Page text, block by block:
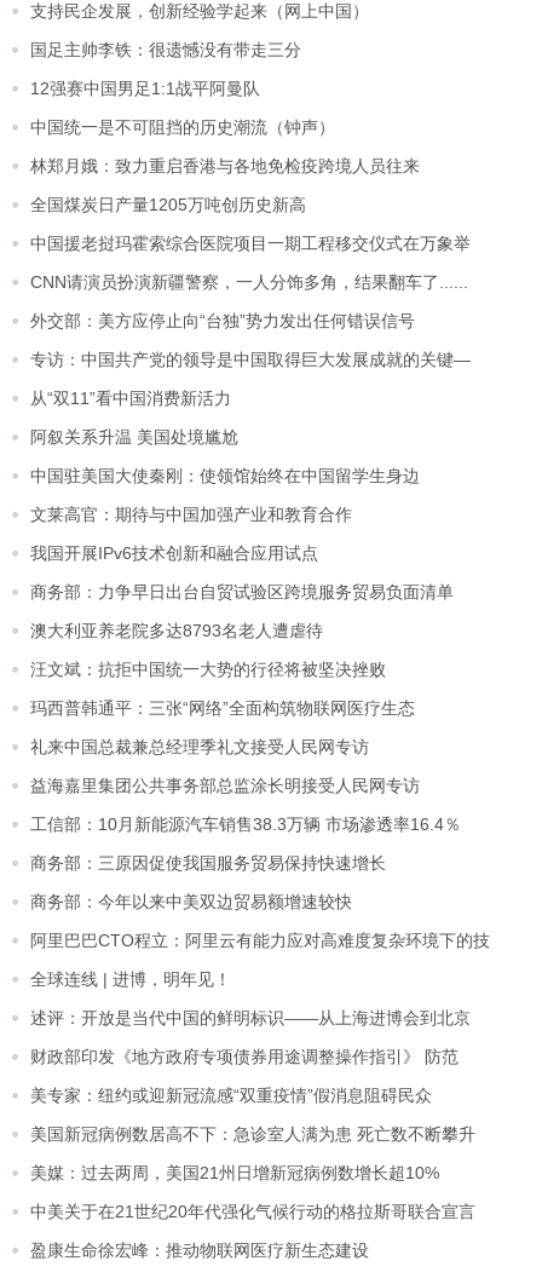
支持民企发展，创新经验学起来（网上中国）
国足主帅李铁：很遗憾没有带走三分
12强赛中国男足1:1战平阿曼队
中国统一是不可阻挡的历史潮流（钟声）
林郑月娥：致力重启香港与各地免检疫跨境人员往来
全国煤炭日产量1205万吨创历史新高
中国援老挝玛霍索综合医院项目一期工程移交仪式在万象举
CNN请演员扮演新疆警察，一人分饰多角，结果翻车了......
外交部：美方应停止向“台独”势力发出任何错误信号
专访：中国共产党的领导是中国取得巨大发展成就的关键—
从“双11”看中国消费新活力
阿叙关系升温 美国处境尴尬
中国驻美国大使秦刚：使领馆始终在中国留学生身边
文莱高官：期待与中国加强产业和教育合作
我国开展IPv6技术创新和融合应用试点
商务部：力争早日出台自贸试验区跨境服务贸易负面清单
澳大利亚养老院多达8793名老人遭虐待
汪文斌：抗拒中国统一大势的行径将被坚决挫败
玛西普韩通平：三张“网络”全面构筑物联网医疗生态
礼来中国总裁兼总经理季礼文接受人民网专访
益海嘉里集团公共事务部总监涂长明接受人民网专访
工信部：10月新能源汽车销售38.3万辆 市场渗透率16.4％
商务部：三原因促使我国服务贸易保持快速增长
商务部：今年以来中美双边贸易额增速较快
阿里巴巴CTO程立：阿里云有能力应对高难度复杂环境下的技
全球连线 | 进博，明年见！
述评：开放是当代中国的鲜明标识——从上海进博会到北京
财政部印发《地方政府专项债券用途调整操作指引》 防范
美专家：纽约或迎新冠流感“双重疫情”假消息阻碍民众
美国新冠病例数居高不下：急诊室人满为患 死亡数不断攀升
美媒：过去两周，美国21州日增新冠病例数增长超10%
中美关于在21世纪20年代强化气候行动的格拉斯哥联合宣言
盈康生命徐宏峰：推动物联网医疗新生态建设